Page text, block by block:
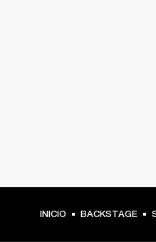
INICIO BACKSTAGE